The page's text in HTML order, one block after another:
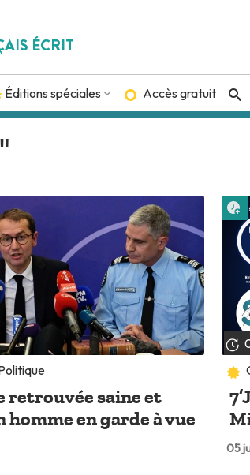
ÉCRIT
Éditions spéciales Accès gratuit
retrouvée saine et
homme en garde à vue
05